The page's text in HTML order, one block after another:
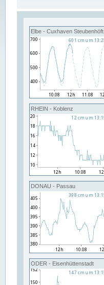
Elbe - Cuxhaven Steubenhöft
RHEIN - Koblenz
DONAU - Passau
ODER - Eisenhüttenstadt